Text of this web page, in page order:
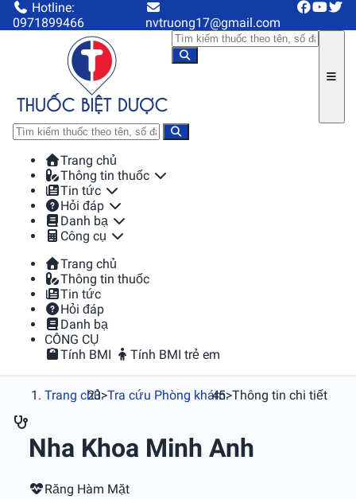
Hotline:
0971899466
nvtruong17@gmail.com
Trang chủ
Thông tin thuốc
Tin tức
Hỏi đáp
Danh bạ
Công cụ
Trang chủ
Thông tin thuốc
Tin tức
Hỏi đáp
Danh bạ
CÔNG CỤ
Tính BMI
Tính BMI trẻ em
Trang chủ>Tra cứu Phòng khám>Thông tin chi tiết
Nha Khoa Minh Anh
Răng Hàm Mặt